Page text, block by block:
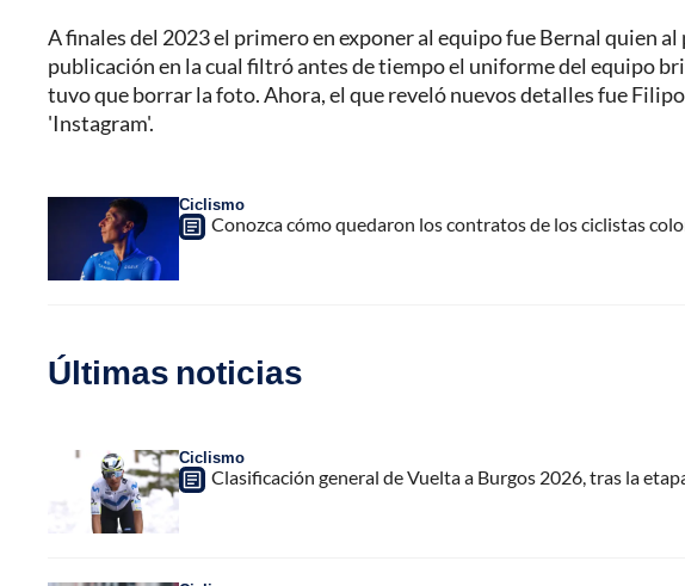
A finales del 2023 el primero en exponer al equipo fue Bernal quien
publicación en la cual filtró antes de tiempo el uniforme del equipo
tuvo que borrar la foto. Ahora, el que reveló nuevos detalles fue
'Instagram'.
Ciclismo
Conozca cómo quedaron los contratos de los ciclistas
Últimas noticias
Ciclismo
Clasificación general de Vuelta a Burgos 2026, tras la